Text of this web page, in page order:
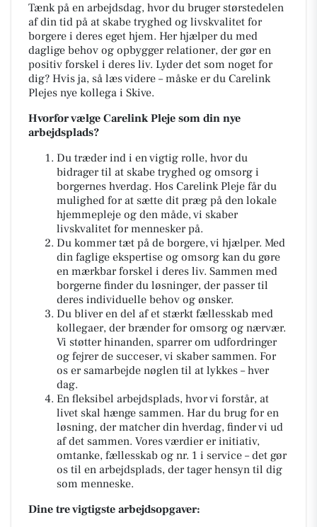
Tænk på en arbejdsdag, hvor du bruger størstedelen
af din tid på at skabe tryghed og livskvalitet for
borgere i deres eget hjem. Her hjælper du med
daglige behov og opbygger relationer, der gør en
positiv forskel i deres liv. Lyder det som noget for
dig? Hvis ja, så læs videre – måske er du Carelink
Plejes nye kollega i Skive.
Hvorfor vælge Carelink Pleje som din nye
arbejdsplads?
Du træder ind i en vigtig rolle, hvor du
bidrager til at skabe tryghed og omsorg i
borgernes hverdag. Hos Carelink Pleje får du
mulighed for at sætte dit præg på den lokale
hjemmepleje og den måde, vi skaber
livskvalitet for mennesker på.
Du kommer tæt på de borgere, vi hjælper. Med
din faglige ekspertise og omsorg kan du gøre
en mærkbar forskel i deres liv. Sammen med
borgerne finder du løsninger, der passer til
deres individuelle behov og ønsker.
Du bliver en del af et stærkt fællesskab med
kollegaer, der brænder for omsorg og nærvær.
Vi støtter hinanden, sparrer om udfordringer
og fejrer de succeser, vi skaber sammen. For
os er samarbejde nøglen til at lykkes – hver
dag.
En fleksibel arbejdsplads, hvor vi forstår, at
livet skal hænge sammen. Har du brug for en
løsning, der matcher din hverdag, finder vi ud
af det sammen. Vores værdier er initiativ,
omtanke, fællesskab og nr. 1 i service – det gør
os til en arbejdsplads, der tager hensyn til dig
som menneske.
Dine tre vigtigste arbejdsopgaver: